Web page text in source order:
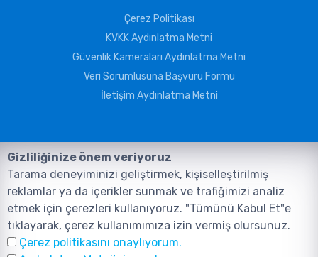
Çerez Politikası
KVKK Aydınlatma Metni
Güvenlik Kameraları Aydınlatma Metni
Veri Sorumlusuna Başvuru Formu
İletişim Aydınlatma Metni
©2026, Tüm Hakları ANIL TELEKOMÜNİKASYON GÜVENLİK VE BİLİŞİM
SİSTEMLERİ SAN. TİC. LTD. ŞTİ. aittir.Tasarım ve Yazılım:
Gizliliğinize önem veriyoruz
Tarama deneyiminizi geliştirmek, kişiselleştirilmiş
reklamlar ya da içerikler sunmak ve trafiğimizi analiz
etmek için çerezleri kullanıyoruz. "Tümünü Kabul Et"e
tıklayarak, çerez kullanımımıza izin vermiş olursunuz.
Çerez politikasını onaylıyorum.